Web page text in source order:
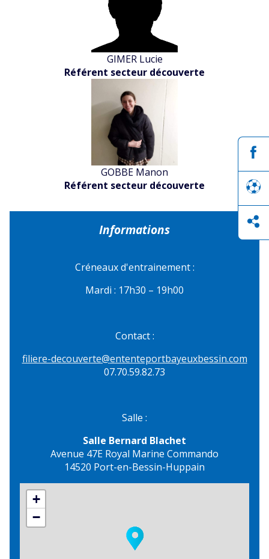
GIMER Lucie
Référent secteur découverte
GOBBE Manon
Référent secteur découverte
Informations
Créneaux d'entrainement :
Mardi : 17h30 – 19h00
Contact :
filiere-decouverte@ententeportbayeuxbessin.com
07.70.59.82.73
Salle :
Salle Bernard Blachet
Avenue 47E Royal Marine Commando
14520 Port-en-Bessin-Huppain
+
−